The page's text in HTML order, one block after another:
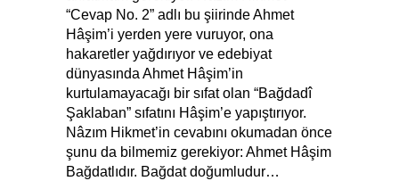
“Cevap No. 2” adlı bu şiirinde Ahmet
Hâşim’i yerden yere vuruyor, ona
hakaretler yağdırıyor ve edebiyat
dünyasında Ahmet Hâşim’in
kurtulamayacağı bir sıfat olan “Bağdadî
Şaklaban” sıfatını Hâşim’e yapıştırıyor.
Nâzım Hikmet’in cevabını okumadan önce
şunu da bilmemiz gerekiyor: Ahmet Hâşim
Bağdatlıdır. Bağdat doğumludur…